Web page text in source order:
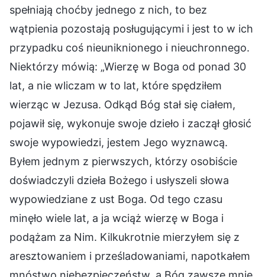
spełniają choćby jednego z nich, to bez
wątpienia pozostają posługującymi i jest to w ich
przypadku coś nieuniknionego i nieuchronnego.
Niektórzy mówią: „Wierzę w Boga od ponad 30
lat, a nie wliczam w to lat, które spędziłem
wierząc w Jezusa. Odkąd Bóg stał się ciałem,
pojawił się, wykonuje swoje dzieło i zaczął głosić
swoje wypowiedzi, jestem Jego wyznawcą.
Byłem jednym z pierwszych, którzy osobiście
doświadczyli dzieła Bożego i usłyszeli słowa
wypowiedziane z ust Boga. Od tego czasu
minęło wiele lat, a ja wciąż wierzę w Boga i
podążam za Nim. Kilkukrotnie mierzyłem się z
aresztowaniem i prześladowaniami, napotkałem